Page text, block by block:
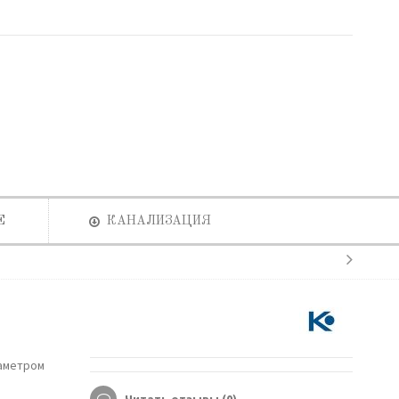
КАНАЛИЗАЦИЯ